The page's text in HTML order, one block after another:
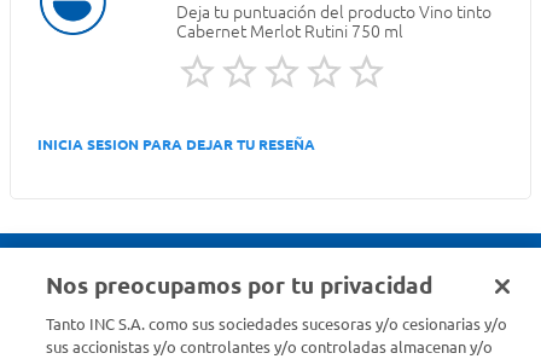
Deja tu puntuación del producto Vino tinto
Cabernet Merlot Rutini 750 ml
INICIA SESION PARA DEJAR TU RESEÑA
Nos preocupamos por tu privacidad
Tanto INC S.A. como sus sociedades sucesoras y/o cesionarias y/o
sus accionistas y/o controlantes y/o controladas almacenan y/o